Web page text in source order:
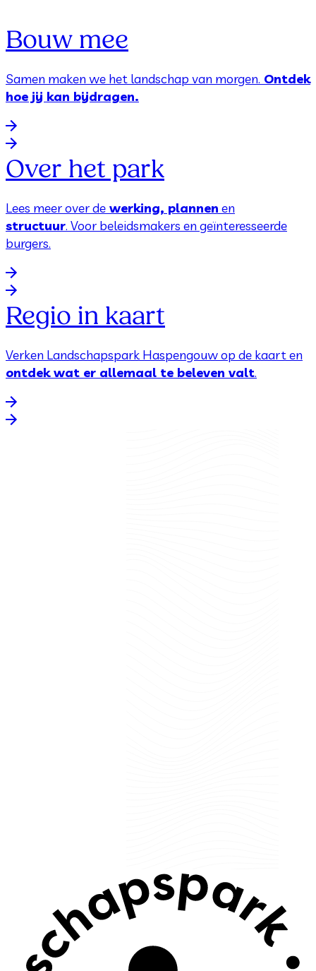
Bouw mee
Samen maken we het landschap van morgen. Ontdek
hoe jij kan bijdragen.
Over het park
Lees meer over de werking, plannen en
structuur. Voor beleidsmakers en geïnteresseerde
burgers.
Regio in kaart
Verken Landschapspark Haspengouw op de kaart en
ontdek wat er allemaal te beleven valt.